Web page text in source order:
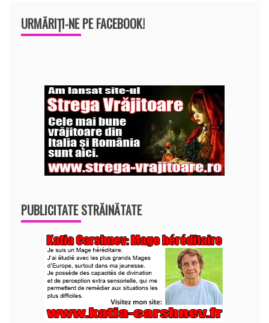
URMĂRIȚI-NE PE FACEBOOK!
PUBLICITATE STRĂINĂTATE